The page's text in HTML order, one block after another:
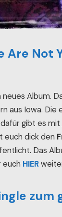
Not
Album.
aus Iowa. Die
gibt es mit
euch dick den
Das
euch HIER
zum